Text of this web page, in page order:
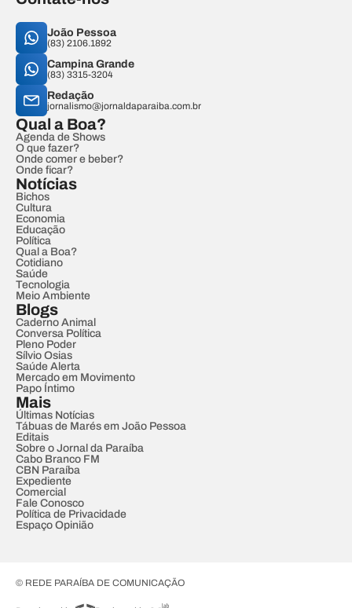
João Pessoa
(83) 2106.1892
Campina Grande
(83) 3315-3204
Redação
jornalismo@jornaldaparaiba.com.br
Qual a Boa?
Agenda de Shows
O que fazer?
Onde comer e beber?
Onde ficar?
Notícias
Bichos
Cultura
Economia
Educação
Política
Qual a Boa?
Cotidiano
Saúde
Tecnologia
Meio Ambiente
Blogs
Caderno Animal
Conversa Política
Pleno Poder
Sílvio Osias
Saúde Alerta
Mercado em Movimento
Papo Íntimo
Mais
Últimas Notícias
Tábuas de Marés em João Pessoa
Editais
Sobre o Jornal da Paraíba
Cabo Branco FM
CBN Paraíba
Expediente
Comercial
Fale Conosco
Política de Privacidade
Espaço Opinião
© REDE PARAÍBA DE COMUNICAÇÃO